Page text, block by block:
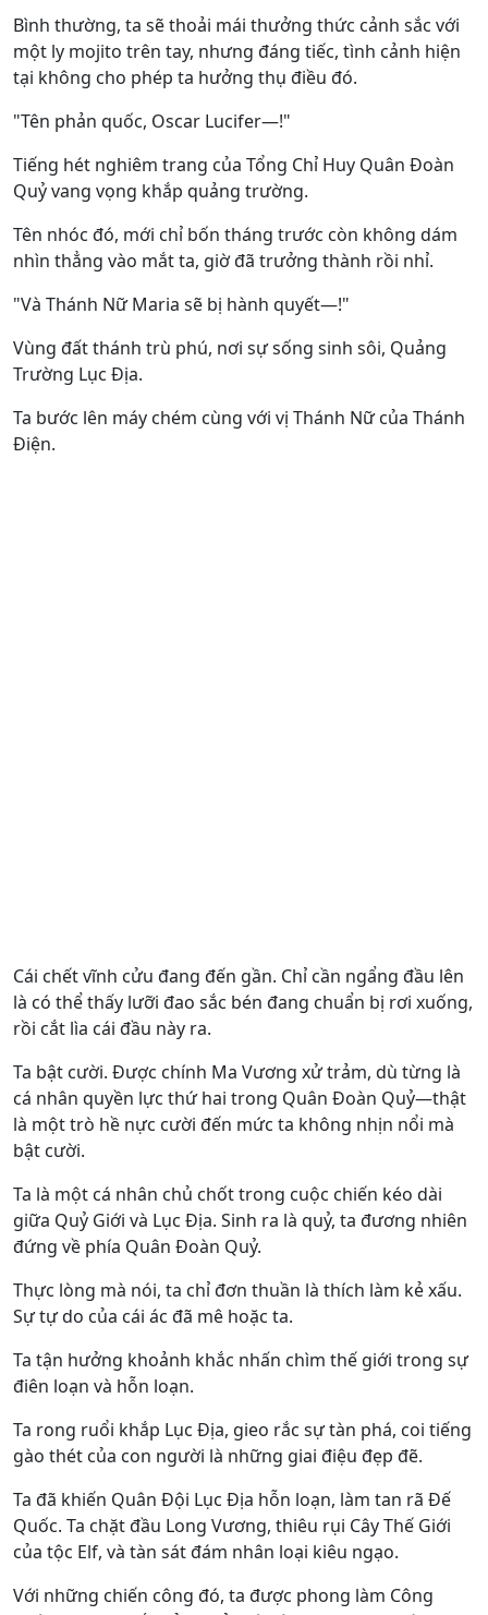
Bình thường, ta sẽ thoải mái thưởng thức cảnh sắc với
một ly mojito trên tay, nhưng đáng tiếc, tình cảnh hiện
tại không cho phép ta hưởng thụ điều đó.
"Tên phản quốc, Oscar Lucifer—!"
Tiếng hét nghiêm trang của Tổng Chỉ Huy Quân Đoàn
Quỷ vang vọng khắp quảng trường.
Tên nhóc đó, mới chỉ bốn tháng trước còn không dám
nhìn thẳng vào mắt ta, giờ đã trưởng thành rồi nhỉ.
"Và Thánh Nữ Maria sẽ bị hành quyết—!"
Vùng đất thánh trù phú, nơi sự sống sinh sôi, Quảng
Trường Lục Địa.
Ta bước lên máy chém cùng với vị Thánh Nữ của Thánh
Điện.
Cái chết vĩnh cửu đang đến gần. Chỉ cần ngẩng đầu lên
là có thể thấy lưỡi đao sắc bén đang chuẩn bị rơi xuống,
rồi cắt lìa cái đầu này ra.
Ta bật cười. Được chính Ma Vương xử trảm, dù từng là
cá nhân quyền lực thứ hai trong Quân Đoàn Quỷ—thật
là một trò hề nực cười đến mức ta không nhịn nổi mà
bật cười.
Ta là một cá nhân chủ chốt trong cuộc chiến kéo dài
giữa Quỷ Giới và Lục Địa. Sinh ra là quỷ, ta đương nhiên
đứng về phía Quân Đoàn Quỷ.
Thực lòng mà nói, ta chỉ đơn thuần là thích làm kẻ xấu.
Sự tự do của cái ác đã mê hoặc ta.
Ta tận hưởng khoảnh khắc nhấn chìm thế giới trong sự
điên loạn và hỗn loạn.
Ta rong ruổi khắp Lục Địa, gieo rắc sự tàn phá, coi tiếng
gào thét của con người là những giai điệu đẹp đẽ.
Ta đã khiến Quân Đội Lục Địa hỗn loạn, làm tan rã Đế
Quốc. Ta chặt đầu Long Vương, thiêu rụi Cây Thế Giới
của tộc Elf, và tàn sát đám nhân loại kiêu ngạo.
Với những chiến công đó, ta được phong làm Công